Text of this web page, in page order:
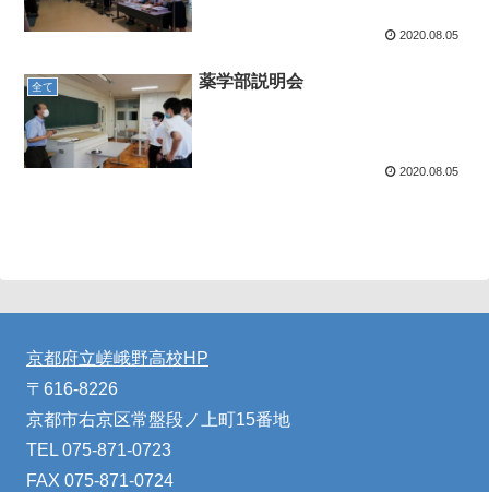
2020.08.05
全て 薬学部説明会
2020.08.05
京都府立嵯峨野高校HP
〒616-8226
京都市右京区常盤段ノ上町15番地
TEL 075-871-0723
FAX 075-871-0724